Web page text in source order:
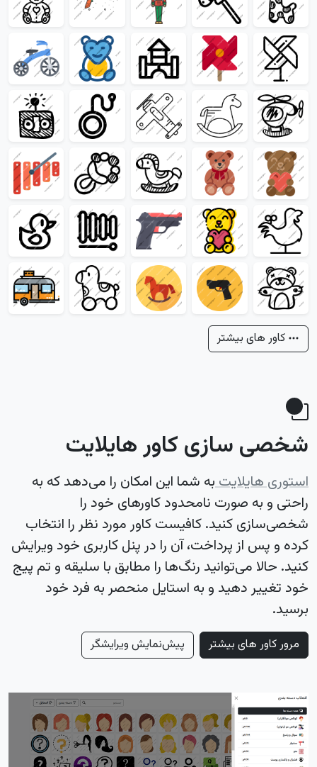
کاور های بیشتر
شخصی سازی کاور هایلایت
استوری هایلایتبه شما این امکان را می‌دهد که به
راحتی و به صورت نامحدود کاورهای خود را
شخصی‌سازی کنید. کافیست کاور مورد نظر را انتخاب
کرده و پس از پرداخت، آن را در پنل کاربری خود ویرایش
کنید. حالا می‌توانید رنگ‌ها را مطابق با سلیقه و تم پیج
خود تغییر دهید و به استایل منحصر به فرد خود
برسید.
مرور کاور های بیشتر پیش‌نمایش ویرایشگر